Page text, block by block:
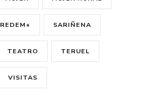
REDEM+ SARIÑENA
TEATRO TERUEL
VISITAS